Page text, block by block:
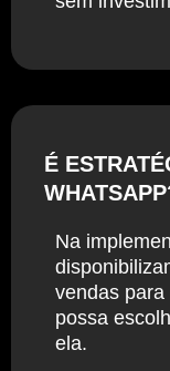
É
Na
vendas para
possa
ela.